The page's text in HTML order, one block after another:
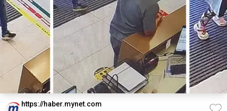
https://haber.mynet.com